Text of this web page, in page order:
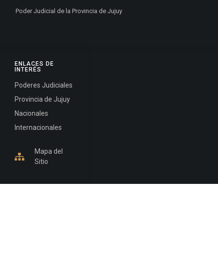
ENLACES DE
INTERÉS
Poderes Judiciales
Provincia de Jujuy
Nacionales
Internacionales
Mapa del
Sitio
Poder Judicial de la Provincia de Jujuy